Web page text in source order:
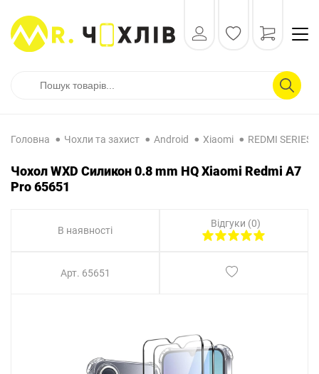
Головна Чохли та захист Android Xiaomi REDMI SERIES
Чохол WXD Силикон 0.8 mm HQ Xiaomi Redmi A7
Pro 65651
В наявності
Відгуки (0)
Арт. 65651